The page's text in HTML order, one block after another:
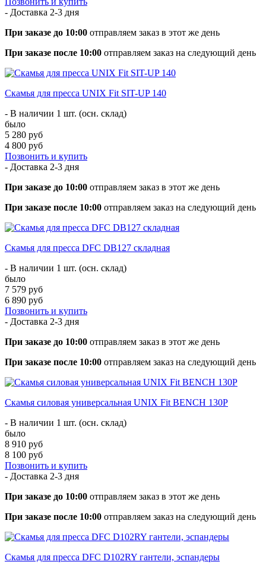
- Доставка 2-3 дня
При заказе до 10:00 отправляем заказ в этот же день
При заказе после 10:00 отправляем заказ на следующий день
Скамья для пресса UNIX Fit SIT-UP 140
- В наличии 1 шт. (осн. склад)
было
5 280 руб
4 800 руб
Позвонить и купить
- Доставка 2-3 дня
При заказе до 10:00 отправляем заказ в этот же день
При заказе после 10:00 отправляем заказ на следующий день
Скамья для пресса DFC DB127 складная
- В наличии 1 шт. (осн. склад)
было
7 579 руб
6 890 руб
Позвонить и купить
- Доставка 2-3 дня
При заказе до 10:00 отправляем заказ в этот же день
При заказе после 10:00 отправляем заказ на следующий день
Скамья силовая универсальная UNIX Fit BENCH 130P
- В наличии 1 шт. (осн. склад)
было
8 910 руб
8 100 руб
Позвонить и купить
- Доставка 2-3 дня
При заказе до 10:00 отправляем заказ в этот же день
При заказе после 10:00 отправляем заказ на следующий день
Скамья для пресса DFC D102RY гантели, эспандеры